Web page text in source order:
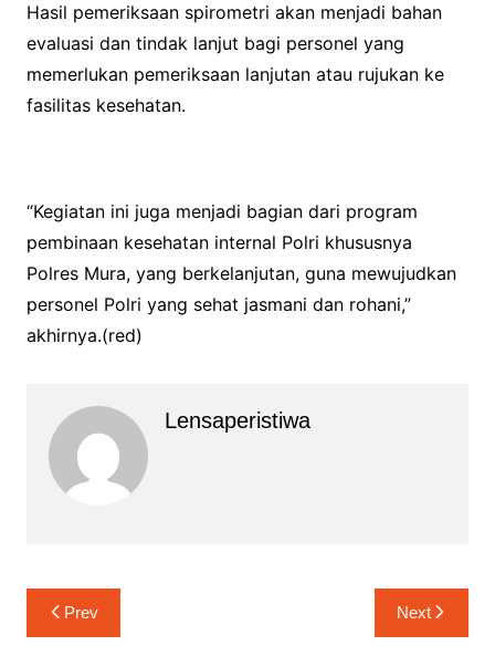
Hasil pemeriksaan spirometri akan menjadi bahan
evaluasi dan tindak lanjut bagi personel yang
memerlukan pemeriksaan lanjutan atau rujukan ke
fasilitas kesehatan.
“Kegiatan ini juga menjadi bagian dari program
pembinaan kesehatan internal Polri khususnya
Polres Mura, yang berkelanjutan, guna mewujudkan
personel Polri yang sehat jasmani dan rohani,”
akhirnya.(red)
Lensaperistiwa
Navigasi
pos
Prev Next